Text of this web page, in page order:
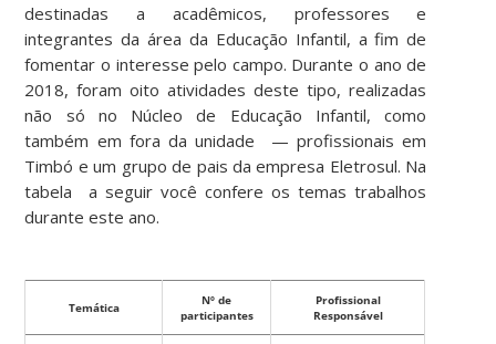
destinadas a acadêmicos, professores e
integrantes da área da Educação Infantil, a fim de
fomentar o interesse pelo campo. Durante o ano de
2018, foram oito atividades deste tipo, realizadas
não só no Núcleo de Educação Infantil, como
também em fora da unidade — profissionais em
Timbó e um grupo de pais da empresa Eletrosul. Na
tabela a seguir você confere os temas trabalhos
durante este ano.
Temática
Nº de
participantes
Profissional
Responsável